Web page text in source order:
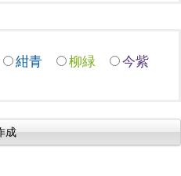
紺青 柳緑 今紫